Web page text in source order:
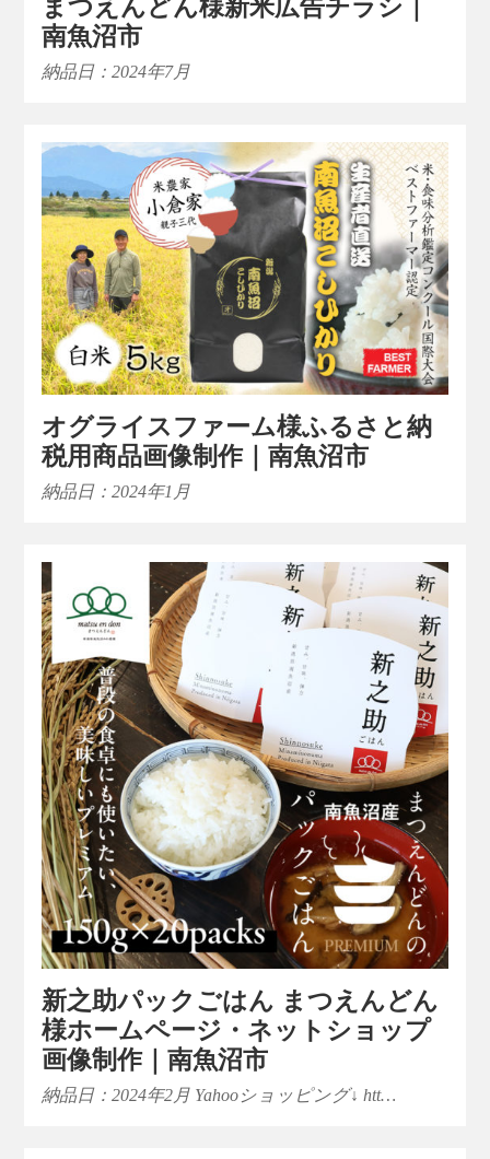
まつえんどん様新米広告チラシ｜
南魚沼市
納品日：2024年7月
オグライスファーム様ふるさと納
税用商品画像制作｜南魚沼市
納品日：2024年1月
新之助パックごはん まつえんどん
様ホームページ・ネットショップ
画像制作｜南魚沼市
納品日：2024年2月 Yahooショッピング↓ htt…